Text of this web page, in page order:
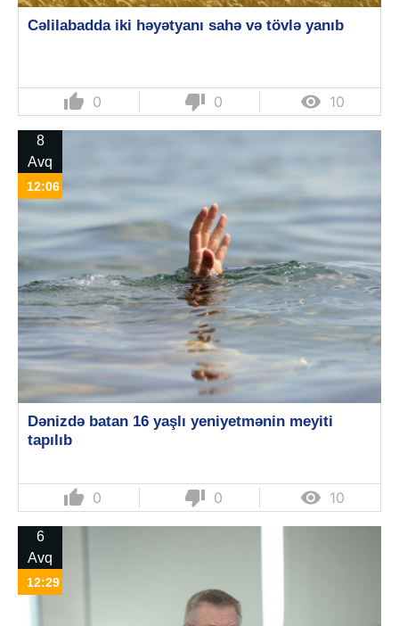
Cəlilabadda iki həyətyanı sahə və tövlə yanıb
thumb_up 0 thumb_down 0  10
8
Avq
12:06
Dənizdə batan 16 yaşlı yeniyetmənin meyiti
tapılıb
thumb_up 0 thumb_down 0  10
6
Avq
12:29